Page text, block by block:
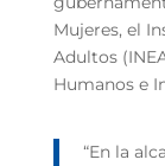
Mujeres, el
Adultos
Humanos e
“En la